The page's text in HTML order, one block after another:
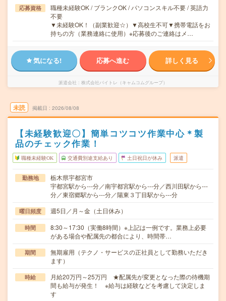
応募資格
職種未経験OK / ブランクOK / パソコンスキル不要 / 英語力
不要
▼未経験OK！（副業歓迎☆）▼高校生不可▼携帯電話をお
持ちの方（業務連絡に使用）※応募後のご連絡はメ…
気になる! 応募へ進む 詳しく見る
派遣会社 株式会社バイトレ（キャムコムグループ）
未読 掲載日 2026/08/08
【未経験歓迎〇】簡単コツコツ作業中心＊製
品のチェック作業！
職種未経験OK 交通費別途支給あり 土日祝日が休み 派遣
勤務地
栃木県宇都宮市
宇都宮駅から---分／南宇都宮駅から---分／西川田駅から---
分／東宿郷駅から---分／陽東３丁目駅から---分
曜日頻度 週5日／月～金（土日休み）
時間
8:30～17:30（実働8時間）※上記は一例です。業務上必要
がある場合や配属先の都合により、時間帯…
期間
無期雇用（テクノ・サービスの正社員として勤務いただき
ます）
時給
月給20万円～25万円 ★配属先が変更となった際の待機期
間も給与が発生！ ※給与は経験などを考慮して決定しま
す